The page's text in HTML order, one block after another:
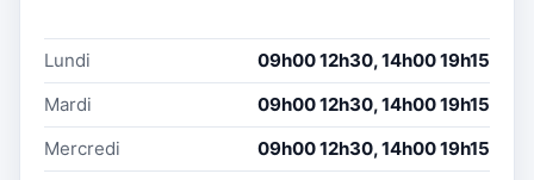
Lundi
09h00 12h30, 14h00 19h15
Mardi
09h00 12h30, 14h00 19h15
Mercredi
09h00 12h30, 14h00 19h15